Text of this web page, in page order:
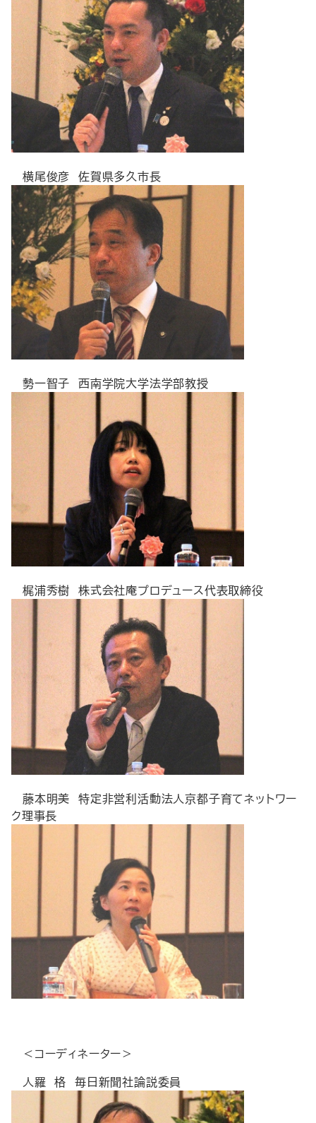
横尾俊彦 佐賀県多久市長
勢一智子 西南学院大学法学部教授
梶浦秀樹 株式会社庵プロデュース代表取締役
藤本明美 特定非営利活動法人京都子育てネットワー
ク理事長
＜コーディネーター＞
人羅 格 毎日新聞社論説委員